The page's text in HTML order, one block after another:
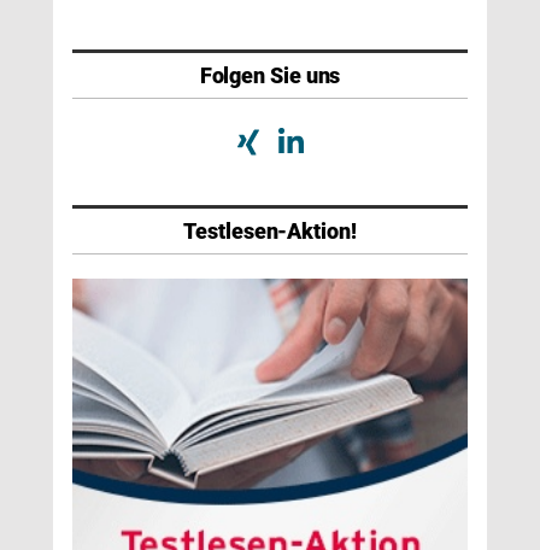
Folgen Sie uns
Testlesen-Aktion!